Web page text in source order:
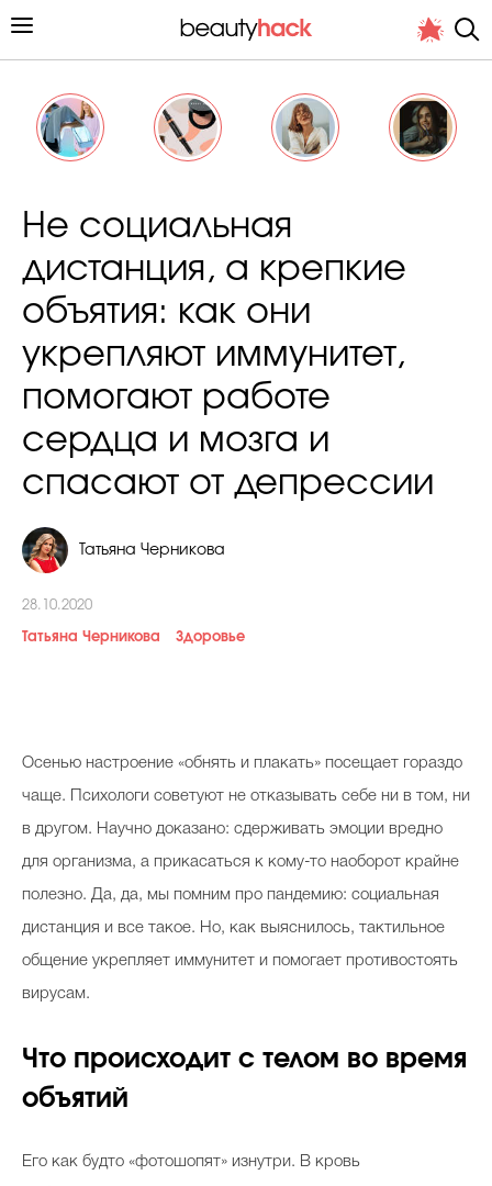
Подиум
Вопрос эксперту
Папа может
Худеем правильно
Бьютихакер / Мама-хакер
Полиция красоты
Хит недели от визажиста
Celebrity дня
Фотоальбом
Интервью со звездой
Не социальная
дистанция, а крепкие
объятия: как они
укрепляют иммунитет,
помогают работе
сердца и мозга и
спасают от депрессии
Татьяна Черникова
28.10.2020
Татьяна Черникова Здоровье
Осенью настроение «обнять и плакать» посещает гораздо
чаще. Психологи советуют не отказывать себе ни в том, ни
в другом. Научно доказано: сдерживать эмоции вредно
для организма, а прикасаться к кому-то наоборот крайне
полезно. Да, да, мы помним про пандемию: социальная
дистанция и все такое. Но, как выяснилось, тактильное
общение укрепляет иммунитет и помогает противостоять
вирусам.
Что происходит с телом во время
объятий
Его как будто «фотошопят» изнутри. В кровь